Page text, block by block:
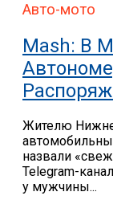
Авто-мото
Mash: В
Жителю
назвали
Telegram-
у мужчины...